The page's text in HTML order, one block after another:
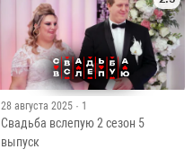
28 августа 2025 · 1
Свадьба вслепую 2 сезон 5
выпуск